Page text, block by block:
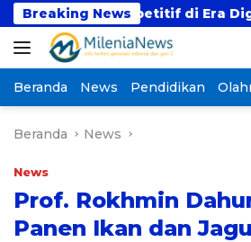
Langsung
ke
konten
Breaking News
Kompetitif di Era Digital
Beranda News Pendidikan
Beranda News
News
Prof. Rokhmin
Panen Ikan dan